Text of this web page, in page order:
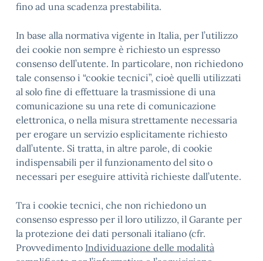
fino ad una scadenza prestabilita.
In base alla normativa vigente in Italia, per l’utilizzo
dei cookie non sempre è richiesto un espresso
consenso dell’utente. In particolare, non richiedono
tale consenso i “cookie tecnici”, cioè quelli utilizzati
al solo fine di effettuare la trasmissione di una
comunicazione su una rete di comunicazione
elettronica, o nella misura strettamente necessaria
per erogare un servizio esplicitamente richiesto
dall’utente. Si tratta, in altre parole, di cookie
indispensabili per il funzionamento del sito o
necessari per eseguire attività richieste dall’utente.
Tra i cookie tecnici, che non richiedono un
consenso espresso per il loro utilizzo, il Garante per
la protezione dei dati personali italiano (cfr.
Provvedimento Individuazione delle modalità